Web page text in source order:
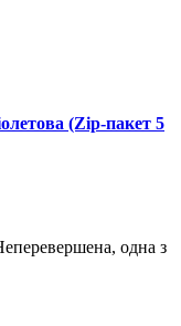
(Zip-пакет 5
одна з